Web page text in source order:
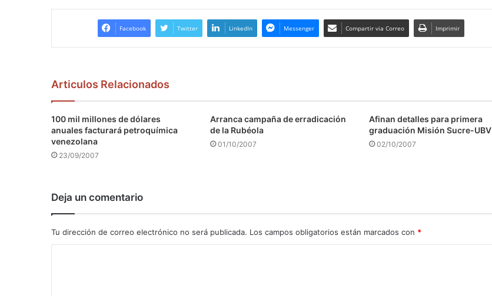
Facebook Twitter LinkedIn Messenger Compartir via Correo Imprimir
Articulos Relacionados
100 mil millones de dólares
anuales facturará petroquímica
venezolana
23/09/2007
Arranca campaña de erradicación
de la Rubéola
01/10/2007
Afinan detalles para primera
graduación Misión Sucre-UBV
02/10/2007
Deja un comentario
Tu dirección de correo electrónico no será publicada. Los campos obligatorios están marcados con *